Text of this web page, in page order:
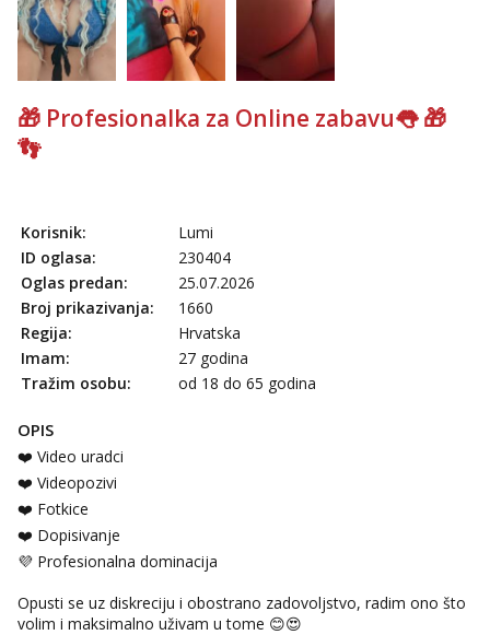
Anđela
Čekam tvoj poziv!
tel:0,93€ - mob:1,12€ min
🎁 Profesionalka za Online zabavu👅 🎁
👣
Korisnik:
Lumi
ID oglasa:
230404
Oglas predan:
25.07.2026
Broj prikazivanja:
1660
Regija:
Hrvatska
Imam:
27 godina
Tražim osobu:
od 18 do 65 godina
OPIS
❤️ Video uradci
❤️ Videopozivi
❤️ Fotkice
❤️ Dopisivanje
💜 Profesionalna dominacija
Opusti se uz diskreciju i obostrano zadovoljstvo, radim ono što
volim i maksimalno uživam u tome 😊😍